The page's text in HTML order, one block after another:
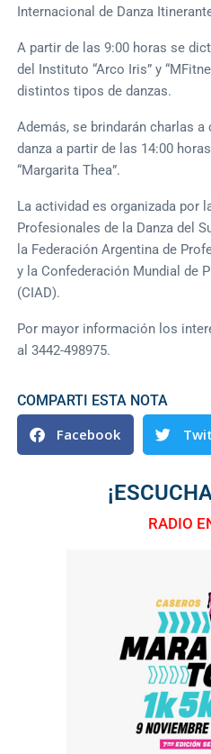
Internacional de Danza
A partir de las 9:00 horas se
del Instituto “Arco Iris” y
distintos tipos de danzas.
Además, se brindarán charlas
danza a partir de las 14:00
“Margarita Thea”.
La actividad es organizada por
Profesionales de la Danza del
la Federación Argentina de
y la Confederación Mundial de
(CIAD).
Por mayor información los
al 3442-498975.
COMPARTI ESTA NOTA
Facebook
RADIO